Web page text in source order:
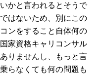
かと言われるとそうで
はないため、別にこの
ンをすること自体何の
家資格キャリコンサル
りませんし、もっと言
らなくても何の問題も